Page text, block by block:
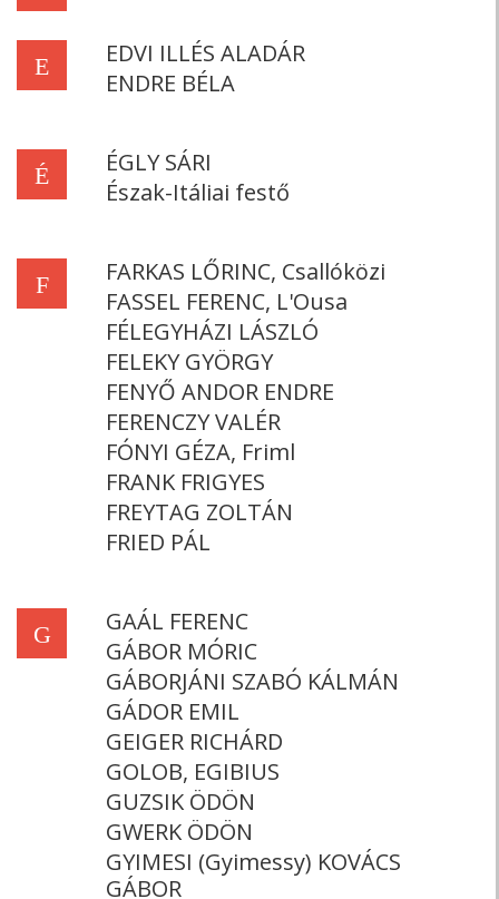
E
EDVI ILLÉS ALADÁR
ENDRE BÉLA
É
ÉGLY SÁRI
Észak-Itáliai festő
F
FARKAS LŐRINC, Csallóközi
FASSEL FERENC, L'Ousa
FÉLEGYHÁZI LÁSZLÓ
FELEKY GYÖRGY
FENYŐ ANDOR ENDRE
FERENCZY VALÉR
FÓNYI GÉZA, Friml
FRANK FRIGYES
FREYTAG ZOLTÁN
FRIED PÁL
G
GAÁL FERENC
GÁBOR MÓRIC
GÁBORJÁNI SZABÓ KÁLMÁN
GÁDOR EMIL
GEIGER RICHÁRD
GOLOB, EGIBIUS
GUZSIK ÖDÖN
GWERK ÖDÖN
GYIMESI (Gyimessy) KOVÁCS
GÁBOR